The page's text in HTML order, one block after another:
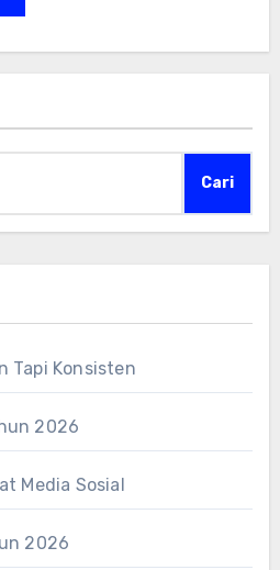
Cari
Tapi Konsisten
2026
Media Sosial
2026